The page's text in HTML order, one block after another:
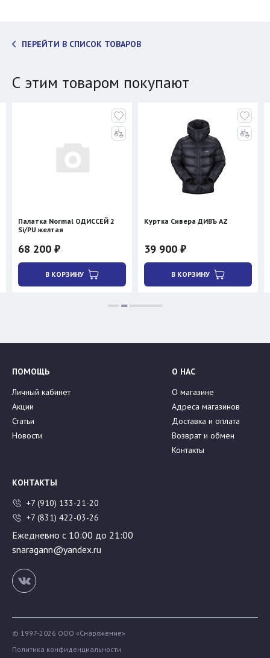
ПЕРЕЙТИ В СПИСОК ТОВАРОВ
С этим товаром покупают
Палатка Normal ОДИССЕЙ 2
Si/PU желтая
68 200 ₽
В КОРЗИНУ
Куртка Сивера ДИВЪ AZ
39 900 ₽
В КОРЗИНУ
ПОМОЩЬ
Личный кабинет
Акции
Статьи
Новости
О НАС
О магазине
Адреса магазинов
Доставка и оплата
Возврат и обмен
Контакты
КОНТАКТЫ
+7 (910) 133-21-20
+7 (831) 422-03-26
Ежедневно с 10:00 до 21:00
snaragann@yandex.ru
© 1997-2026 ООО «Снаряжение»
Политика конфиденциальности